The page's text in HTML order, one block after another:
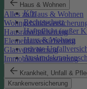
Haus & Wohnen
Alles zu Haus & Wohnen
Hausratversicherung
Elementarversicherung
Glasversicherung
Immobilienfinanzierung
Krankheit, Unfall &
Krankenversicherung
Kfz
Rechtsschutz
Haftpflicht (außer
Haus & Wohnen
private
Reiserücktritt
Reisegepäck